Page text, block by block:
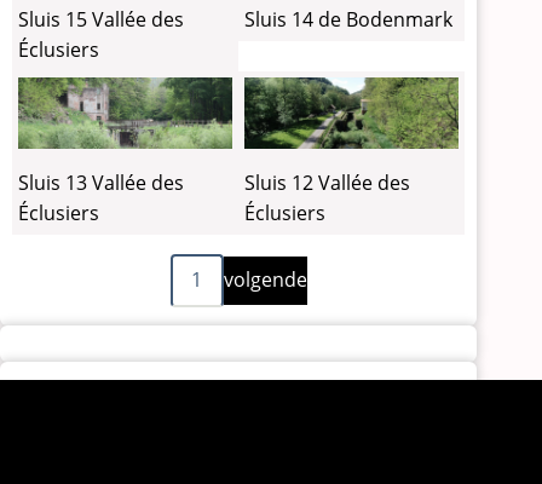
Sluis 15 Vallée des
Éclusiers
Sluis 14 de Bodenmark
Sluis 13 Vallée des
Éclusiers
Sluis 12 Vallée des
Éclusiers
1
Volgende
pagina
volgende